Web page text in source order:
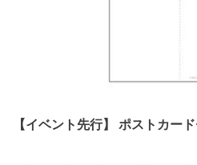
【イベント先行】 ポストカー